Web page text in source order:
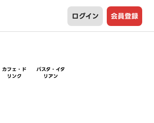
ログイン 会員登録
カフェ・ド
リンク
パスタ・イタ
リアン